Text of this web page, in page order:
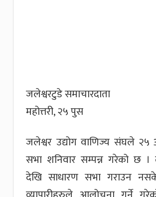
जलेश्वरटुडे समाचारदाता
महोत्तरी, २५ पुस
जलेश्वर उद्योग वाणिज्य संघले
सभा शनिवार सम्पन्न गरेको छ
देखि साधारण सभा गराउन